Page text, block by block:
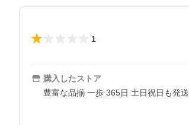
1
購入したストア
豊富な品揃 一歩 365日 土日祝日も発送